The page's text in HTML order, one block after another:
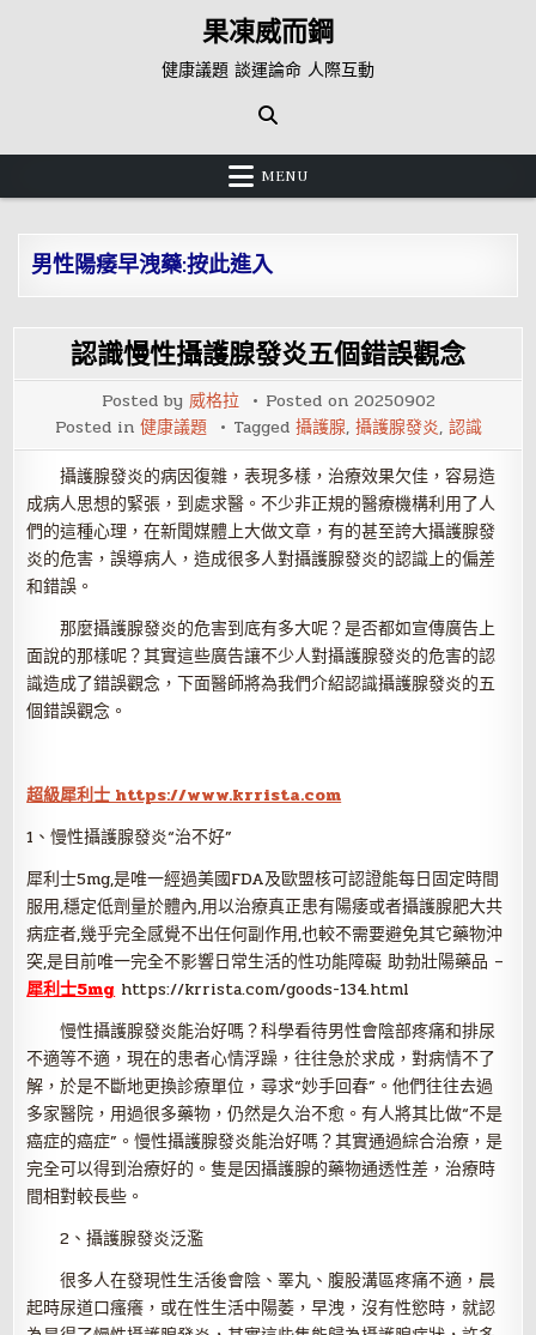
果凍威而鋼
健康議題 談運論命 人際互動
MENU
男性陽痿早洩藥:按此進入
認識慢性攝護腺發炎五個錯誤觀念
Posted by 威格拉 Posted on 20250902
Posted in 健康議題 Tagged 攝護腺, 攝護腺發炎, 認識
攝護腺發炎的病因復雜，表現多樣，治療效果欠佳，容易造
成病人思想的緊張，到處求醫。不少非正規的醫療機構利用了人
們的這種心理，在新聞媒體上大做文章，有的甚至誇大攝護腺發
炎的危害，誤導病人，造成很多人對攝護腺發炎的認識上的偏差
和錯誤。
那麼攝護腺發炎的危害到底有多大呢？是否都如宣傳廣告上
面說的那樣呢？其實這些廣告讓不少人對攝護腺發炎的危害的認
識造成了錯誤觀念，下面醫師將為我們介紹認識攝護腺發炎的五
個錯誤觀念。
超級犀利士 https://www.krrista.com
1、慢性攝護腺發炎“治不好”
犀利士5mg,是唯一經過美國FDA及歐盟核可認證能每日固定時間
服用,穩定低劑量於體內,用以治療真正患有陽痿或者攝護腺肥大共
病症者,幾乎完全感覺不出任何副作用,也較不需要避免其它藥物沖
突,是目前唯一完全不影響日常生活的性功能障礙 助勃壯陽藥品 –
犀利士5mg https://krrista.com/goods-134.html
慢性攝護腺發炎能治好嗎？科學看待男性會陰部疼痛和排尿
不適等不適，現在的患者心情浮躁，往往急於求成，對病情不了
解，於是不斷地更換診療單位，尋求“妙手回春”。他們往往去過
多家醫院，用過很多藥物，仍然是久治不愈。有人將其比做“不是
癌症的癌症”。慢性攝護腺發炎能治好嗎？其實通過綜合治療，是
完全可以得到治療好的。隻是因攝護腺的藥物通透性差，治療時
間相對較長些。
2、攝護腺發炎泛濫
很多人在發現性生活後會陰、睪丸、腹股溝區疼痛不適，晨
起時尿道口瘙癢，或在性生活中陽萎，早洩，沒有性慾時，就認